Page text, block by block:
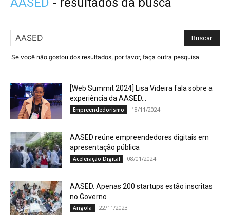
Se você não gostou dos resultados, por favor, faça outra pesquisa
[Web Summit 2024] Lisa Videira fala sobre a
experiência da AASED...
Empreendedorismo 18/11/2024
AASED reúne empreendedores digitais em
apresentação pública
Aceleração Digital 08/01/2024
AASED. Apenas 200 startups estão inscritas
no Governo
Angola 22/11/2023